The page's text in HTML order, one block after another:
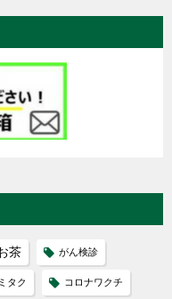
茶 がん検診
タク コロナワクチ